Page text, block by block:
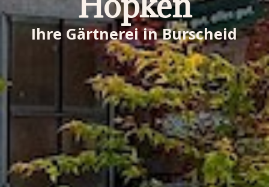
Ihre Gärtnerei in Burscheid